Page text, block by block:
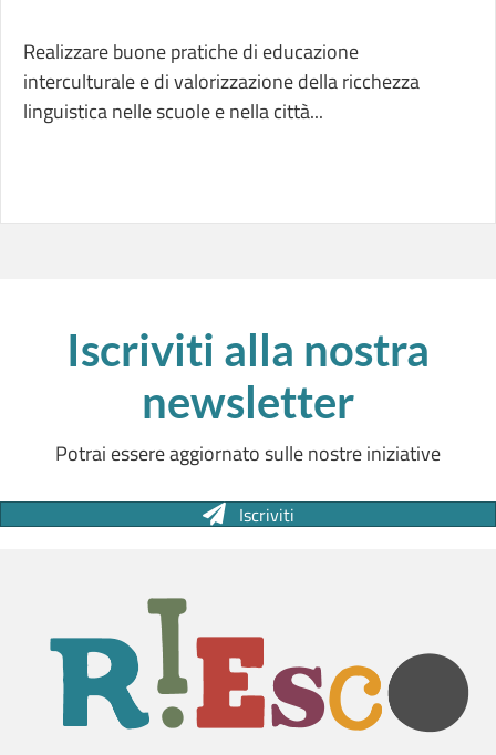
Realizzare buone pratiche di educazione
interculturale e di valorizzazione della ricchezza
linguistica nelle scuole e nella città...
Iscriviti alla nostra
newsletter
Potrai essere aggiornato sulle nostre iniziative
Iscriviti